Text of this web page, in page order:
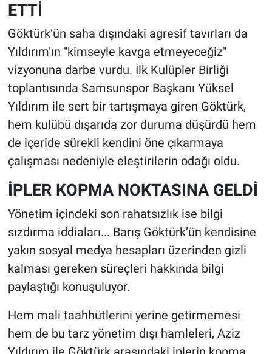
ETTİ
Göktürk’ün saha dışındaki agresif tavırları da
Yıldırım’ın "kimseyle kavga etmeyeceğiz"
vizyonuna darbe vurdu. İlk Kulüpler Birliği
toplantısında Samsunspor Başkanı Yüksel
Yıldırım ile sert bir tartışmaya giren Göktürk,
hem kulübü dışarıda zor duruma düşürdü hem
de içeride sürekli kendini öne çıkarmaya
çalışması nedeniyle eleştirilerin odağı oldu.
İPLER KOPMA NOKTASINA GELDİ
Yönetim içindeki son rahatsızlık ise bilgi
sızdırma iddiaları... Barış Göktürk’ün kendisine
yakın sosyal medya hesapları üzerinden gizli
kalması gereken süreçleri hakkında bilgi
paylaştığı konuşuluyor.
Hem mali taahhütlerini yerine getirmemesi
hem de bu tarz yönetim dışı hamleleri, Aziz